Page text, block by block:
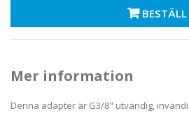
BESTÄLL
Mer information
Denna adapter är G3/8" utvändig,